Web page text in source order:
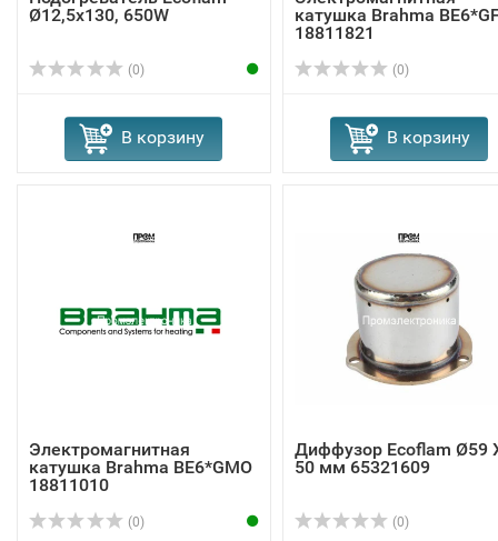
Ø12,5x130, 650W
(0)
В корзину
катушка Brahma
18811821
(0)
В корзину
Электромагнитная
катушка Brahma BE6*GMO
18811010
(0)
Диффузор Ecoflam Ø59
50 мм 65321609
(0)